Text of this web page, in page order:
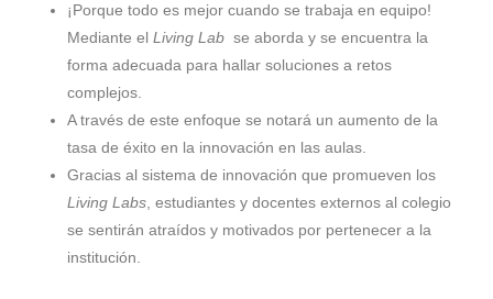
¡Porque todo es mejor cuando se trabaja en equipo!
Mediante el Living Lab se aborda y se encuentra la
forma adecuada para hallar soluciones a retos
complejos.
A través de este enfoque se notará un aumento de la
tasa de éxito en la innovación en las aulas.
Gracias al sistema de innovación que promueven los
Living Labs , estudiantes y docentes externos al colegio
se sentirán atraídos y motivados por pertenecer a la
institución.